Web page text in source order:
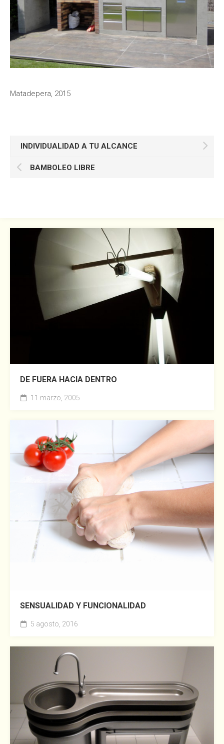
Matadepera, 2015
INDIVIDUALIDAD A TU ALCANCE
BAMBOLEO LIBRE
DE FUERA HACIA DENTRO
11 marzo, 2005
SENSUALIDAD Y FUNCIONALIDAD
5 agosto, 2016